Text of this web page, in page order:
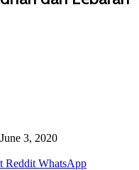
June 3, 2020
Reddit WhatsApp